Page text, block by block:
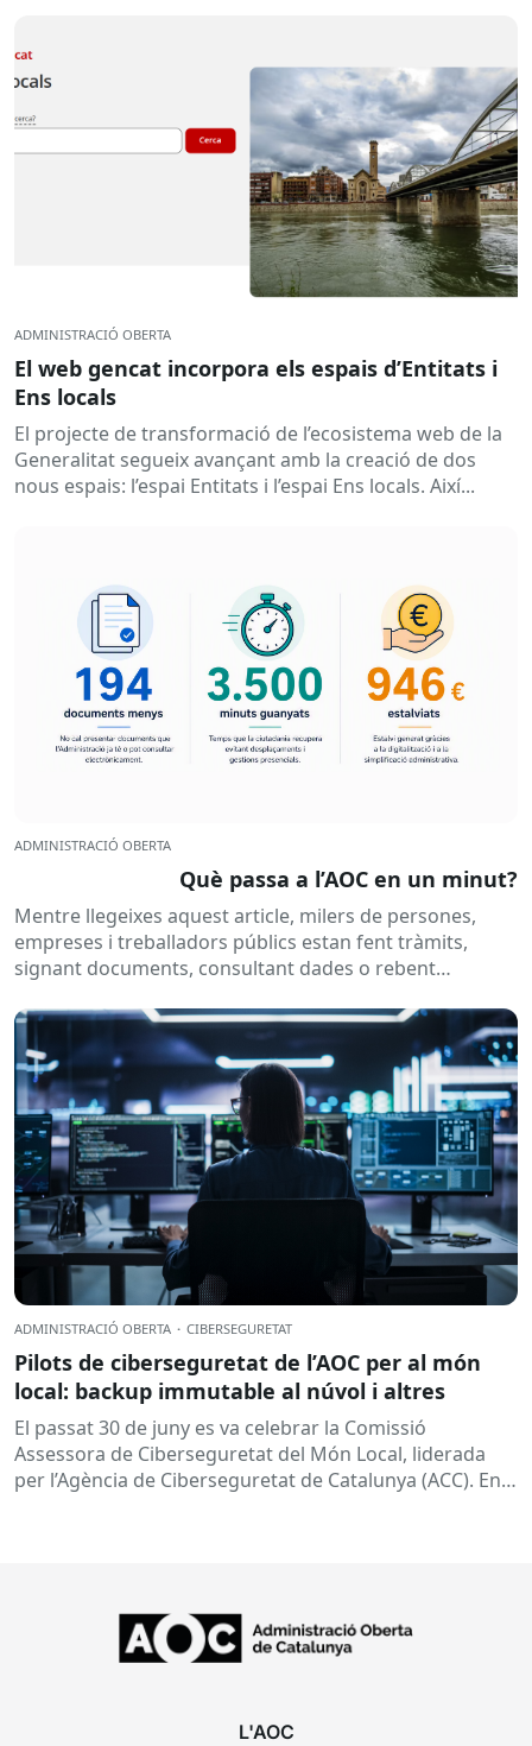
ADMINISTRACIÓ OBERTA
El web gencat incorpora els espais d’Entitats i
Ens locals
El projecte de transformació de l’ecosistema web de la
Generalitat segueix avançant amb la creació de dos
nous espais: l’espai Entitats i l’espai Ens locals. Així...
ADMINISTRACIÓ OBERTA
Què passa a l’AOC en un minut?
Mentre llegeixes aquest article, milers de persones,
empreses i treballadors públics estan fent tràmits,
signant documents, consultant dades o rebent
habitualment...
ADMINISTRACIÓ OBERTA · CIBERSEGURETAT
Pilots de ciberseguretat de l’AOC per al món
local: backup immutable al núvol i altres
El passat 30 de juny es va celebrar la Comissió
Assessora de Ciberseguretat del Món Local, liderada
per l’Agència de Ciberseguretat de Catalunya (ACC). En
L'AOC